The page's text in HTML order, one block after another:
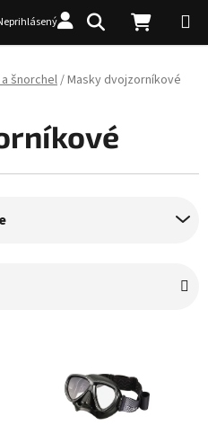
Hľadať
šnorchel/Masky dvojzorníkové